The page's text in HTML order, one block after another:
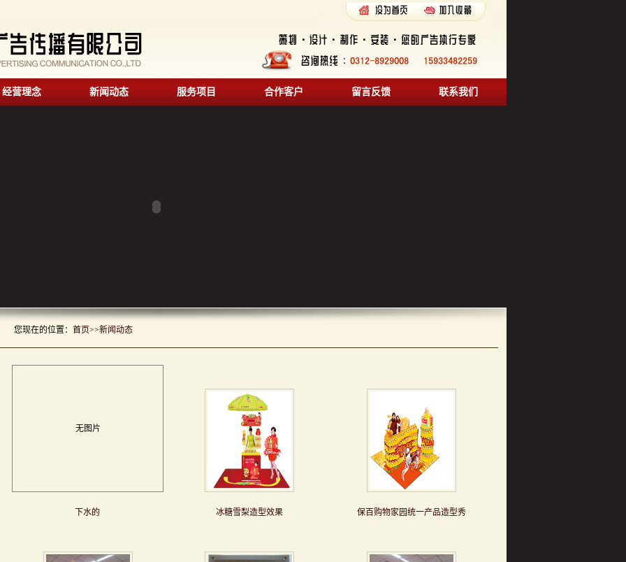
经营理念 新闻动态 服务项目 合作客户 留言反馈 联系我们
您现在的位置： 首页>>新闻动态
无图片
下水的 冰糖雪梨造型效果 保百购物家园统一产品造型秀